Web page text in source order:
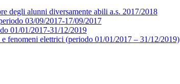
degli alunni diversamente abili a.s. 2017/2018
03/09/2017-17/09/2017
01/01/2017-31/12/2019
fenomeni elettrici (periodo 01/01/2017 – 31/12/2019)